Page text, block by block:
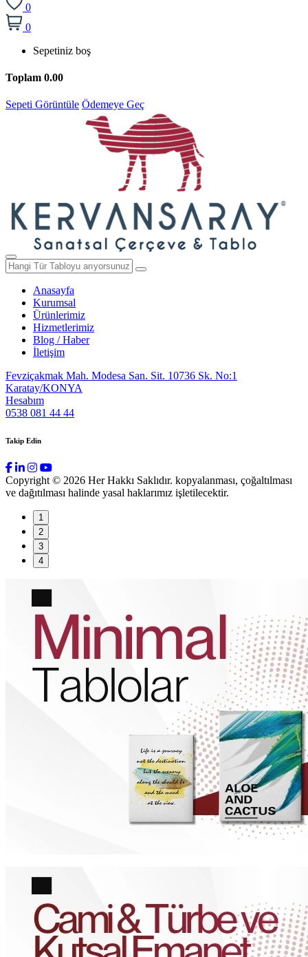
0
0
Sepetiniz boş
Toplam 0.00
Sepeti Görüntüle Ödemeye Geç
Anasayfa
Kurumsal
Ürünlerimiz
Hizmetlerimiz
Blog / Haber
İletişim
Fevziçakmak Mah. Modesa San. Sit. 10736 Sk. No:1
Karatay/KONYA
Hesabım
0538 081 44 44
Takip Edin
Copyright © 2026 Her Hakkı Saklıdır. kopyalanması, çoğaltılması
ve dağıtılması halinde yasal haklarımız işletilecektir.
1
2
3
4